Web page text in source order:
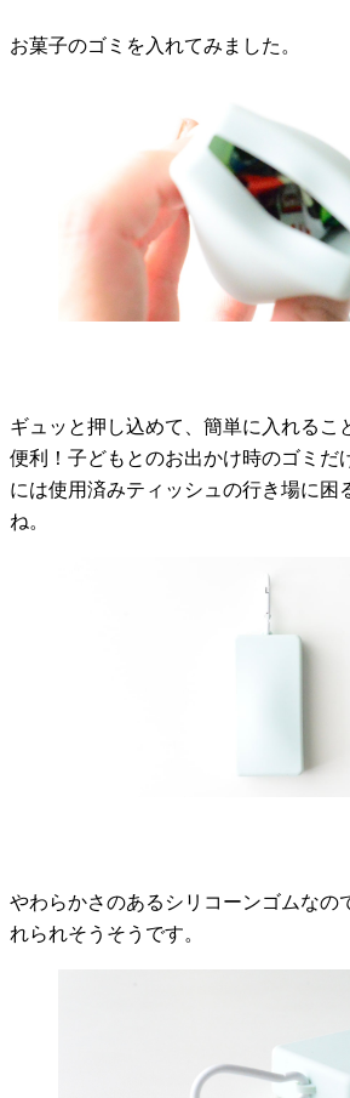
お菓子のゴミを入れてみました。
ギュッと押し込めて、簡単に入れるこ
便利！子どもとのお出かけ時のゴミだ
には使用済みティッシュの行き場に困
ね。
やわらかさのあるシリコーンゴムなの
れられそうそうです。